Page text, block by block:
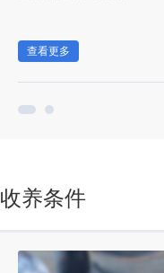
查看更多
收养条件